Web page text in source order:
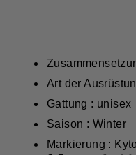
Art der
Gattung : unisex
Saison : Winter
Markierung :